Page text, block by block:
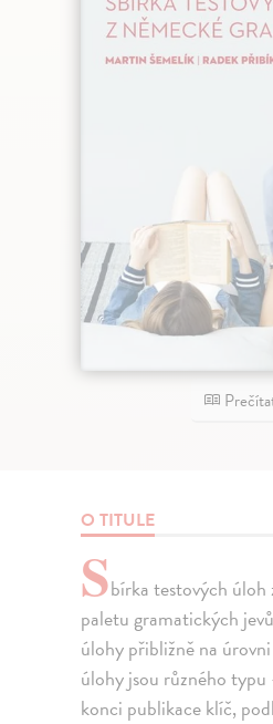
O TITULE
Sbírka testových
paletu gramatických
úlohy přibližně na
úlohy jsou různého
konci publikace klíč,